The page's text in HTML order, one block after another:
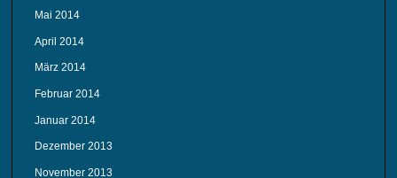
Mai 2014
April 2014
März 2014
Februar 2014
Januar 2014
Dezember 2013
November 2013